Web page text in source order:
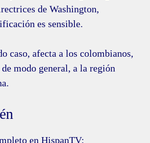
de Washington,
es sensible.
caso, afecta a los colombianos,
modo general, a la región
en HispanTV: